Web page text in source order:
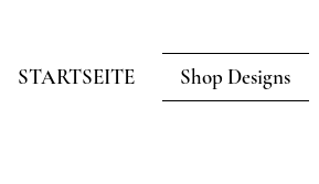
STARTSEITE Shop Designs